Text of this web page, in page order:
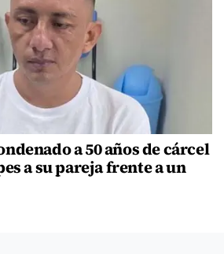
a 50 años de cárcel
a su pareja frente a un